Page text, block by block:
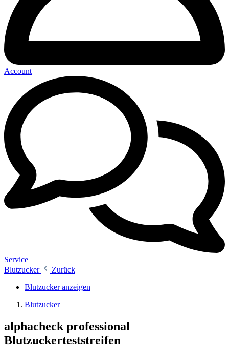
Account
Service
Blutzucker
Zurück
Blutzucker anzeigen
Blutzucker
alphacheck professional
Blutzuckerteststreifen